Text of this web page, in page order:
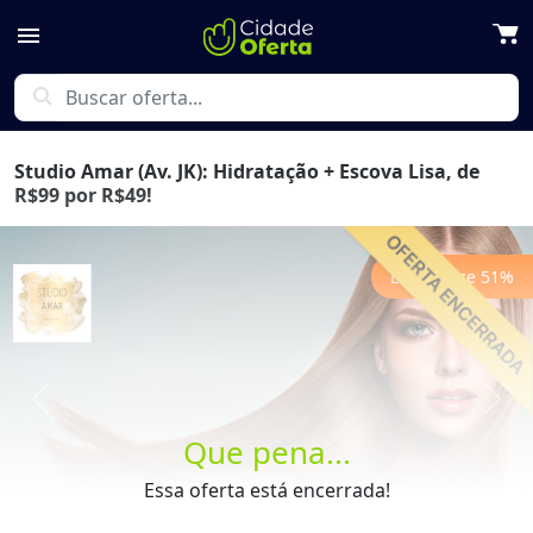
menu
search
Que pena...
Essa oferta está encerrada!
Studio Amar (Av. JK): Hidratação + Escova Lisa, de
R$99 por R$49!
Economize 51%